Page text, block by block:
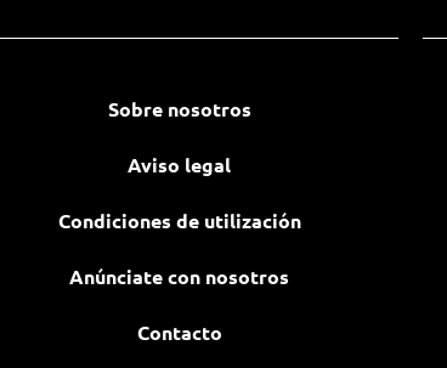
Sobre nosotros
Aviso legal
Condiciones de utilización
Anúnciate con nosotros
Contacto